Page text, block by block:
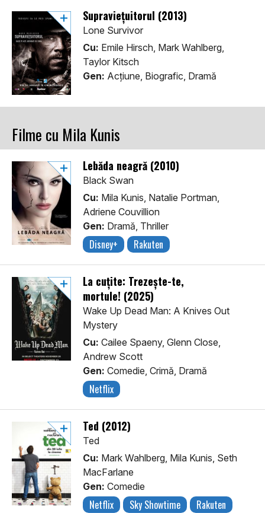
Supraviețuitorul (2013)
Lone Survivor
Cu: Emile Hirsch, Mark Wahlberg,
Taylor Kitsch
Gen: Acţiune, Biografic, Dramă
Filme cu Mila Kunis
Lebăda neagră (2010)
Black Swan
Cu: Mila Kunis, Natalie Portman,
Adriene Couvillion
Gen: Dramă, Thriller
Disney+ Rakuten
La cuțite: Trezește-te,
mortule! (2025)
Wake Up Dead Man: A Knives Out
Mystery
Cu: Cailee Spaeny, Glenn Close,
Andrew Scott
Gen: Comedie, Crimă, Dramă
Netflix
Ted (2012)
Ted
Cu: Mark Wahlberg, Mila Kunis, Seth
MacFarlane
Gen: Comedie
Netflix Sky Showtime
Rakuten